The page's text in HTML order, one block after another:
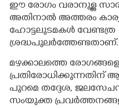
ഈ രോഗം വരാനുള്ള
അതിനാൽ അത്തരം
ഹോട്ടലുടമകൾ വേണ്ടത്ര
ശ്രദ്ധപുലർത്തേണ്ടതാണ്.
മഴക്കാലത്തെ രോഗങ്ങളെ
പ്രതിരോധിക്കുന്നതിന്
പുറമെ തദ്ദേശ,
സംയുക്ത